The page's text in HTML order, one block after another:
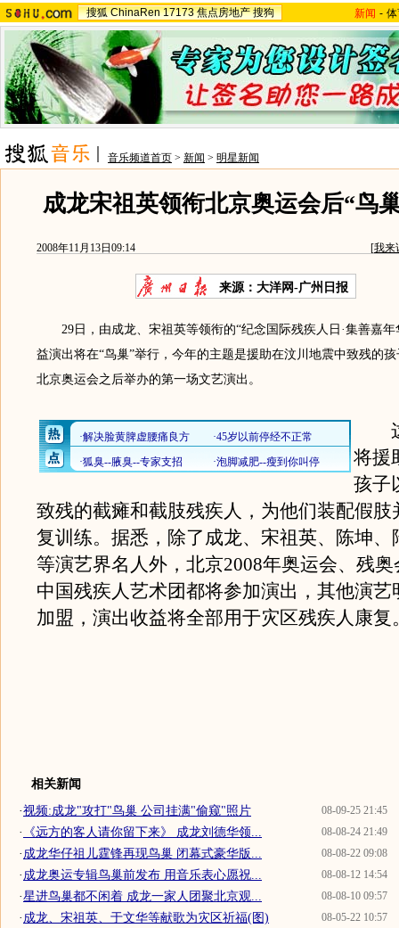
搜狐 ChinaRen 17173 焦点房地产 搜狗 新闻 -
音乐频道首页 > 新闻 > 明星新闻
成龙宋祖英领衔北京奥运会后“鸟
2008年11月13日09:14 [我来
来源：大洋网-广州日报
29日，由成龙、宋祖英等领衔的“纪念国际残疾人日·集善嘉年
益演出将在“鸟巢”举行，今年的主题是援助在汶川地震中致残的
北京奥运会之后举办的第一场文艺演出。
这
将援
孩子
致残的截瘫和截肢残疾人，为他们装配假肢
复训练。据悉，除了成龙、宋祖英、陈坤、
等演艺界名人外，北京2008年奥运会、残
中国残疾人艺术团都将参加演出，其他演艺
加盟，演出收益将全部用于灾区残疾人康复
相关新闻
08-09-25 21:45
·视频:成龙"攻打"鸟巢 公司挂满"偷窥"照片
08-08-24 21:49
· 《远方的客人请你留下来》 成龙刘德华领...
08-08-22 09:08
·成龙华仔祖儿霆锋再现鸟巢 闭幕式豪华版...
08-08-12 14:54
·成龙奥运专辑鸟巢前发布 用音乐表心愿祝...
08-08-10 09:57
·星进鸟巢都不闲着 成龙一家人团聚北京观...
08-05-22 10:57
·成龙、宋祖英、于文华等献歌为灾区祈福(图)